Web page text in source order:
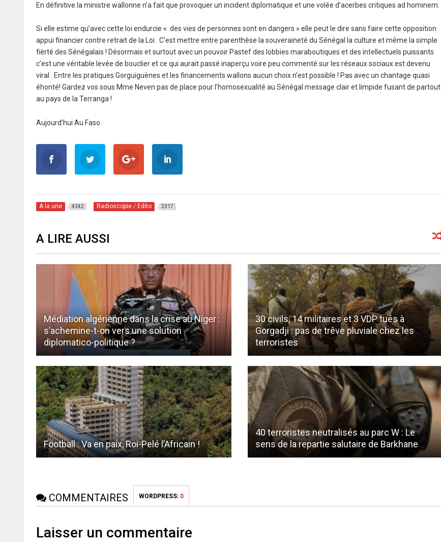
En définitive la ministre wallonne n’a fait que provoquer un incident diplomatique et une volée d’acerbes critiques ad hominem.
Si elle estime qu’avec cette loi endurcie « des vies de personnes sont en dangers » elle peut le dire sans faire cette opposition
appui financier contre retrait de la Loi . C’est mettre entre parenthèse la souveraineté du Sénégal la culture et même la simple
fièrté des Sénégalais ! Désormais et surtout avec un pouvoir Pastef des lobbies maraboutiques et des intellectuels puissants
c’est une véritable levée de bouclier et ce qui aurait passé inaperçu voire peu commenté sur les réseaux sociaux est devenu
viral . Entre les pratiques Gorguiguènes et les financements wallons aucun choix n’est possible ! Pas avec un chantage quasi
éhonté! Gardez vos sous Mme Neven pas de place pour l’homosexualité au Sénégal message clair et limpide fusant de partout
au pays de la Terranga !
Aujourd’hui Au Faso
A la une 4342 Radioscopie / Edito 2317
A LIRE AUSSI
Médiation algérienne dans la crise au Niger :
s’achemine-t-on vers une solution
diplomatico-politique ?
30 civils, 14 militaires et 3 VDP tués à
Gorgadji : pas de trêve pluviale chez les
terroristes
Football : Va en paix, Roi-Pelé l’Africain !
40 terroristes neutralisés au parc W : Le
sens de la repartie salutaire de Barkhane
COMMENTAIRES WORDPRESS: 0
Laisser un commentaire